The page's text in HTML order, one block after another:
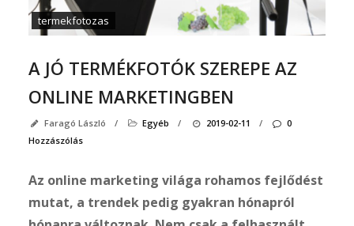
termekfotozas
A JÓ TERMÉKFOTÓK SZEREPE AZ
ONLINE MARKETINGBEN
Faragó László / Egyéb / 2019-02-11 /
0
Hozzászólás
Az online marketing világa rohamos fejlődést
mutat, a trendek pedig gyakran hónapról